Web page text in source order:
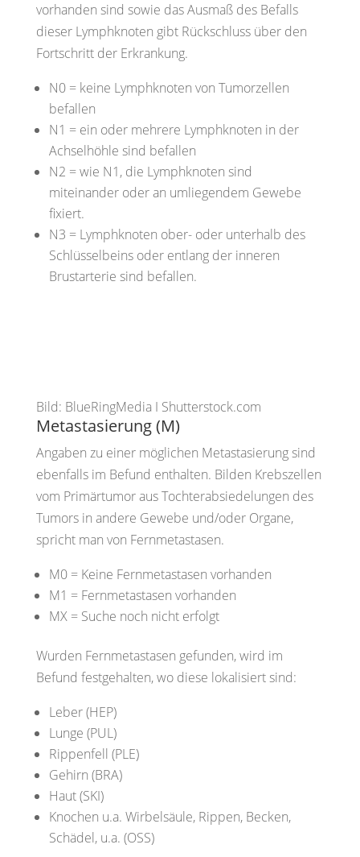
vorhanden sind sowie das Ausmaß des Befalls
dieser Lymphknoten gibt Rückschluss über den
Fortschritt der Erkrankung.
N0 = keine Lymphknoten von Tumorzellen
befallen
N1 = ein oder mehrere Lymphknoten in der
Achselhöhle sind befallen
N2 = wie N1, die Lymphknoten sind
miteinander oder an umliegendem Gewebe
fixiert.
N3 = Lymphknoten ober- oder unterhalb des
Schlüsselbeins oder entlang der inneren
Brustarterie sind befallen.
Bild: BlueRingMedia I Shutterstock.com
Metastasierung (M)
Angaben zu einer möglichen Metastasierungsind
ebenfalls im Befund enthalten. Bilden Krebszellen
vom Primärtumor aus Tochterabsiedelungen des
Tumors in andere Gewebe und/oder Organe,
spricht man von Fernmetastasen.
M0 = Keine Fernmetastasen vorhanden
M1 = Fernmetastasen vorhanden
MX= Suche noch nicht erfolgt
Wurden Fernmetastasen gefunden, wird im
Befund festgehalten, wo diese lokalisiert sind:
Leber (HEP)
Lunge (PUL)
Rippenfell (PLE)
Gehirn (BRA)
Haut (SKI)
Knochen u.a. Wirbelsäule, Rippen, Becken,
Schädel, u.a. (OSS)